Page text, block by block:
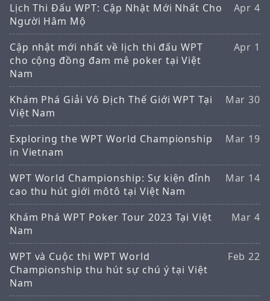
Lịch Thi Đấu WPT: Cập Nhật Mới Nhất Cho
Người Hâm Mộ
Apr 4
Cập nhật mới nhất về lịch thi đấu WPT
cho cộng đồng đam mê poker tại Việt
Nam
Apr 1
Khám Phá Giải Vô Địch Thế Giới WPT Tại
Việt Nam
Mar 30
Exploring the WPT World Championship
in Vietnam
Mar 19
WPT World Championship: Sự kiện đỉnh
cao thu hút giới môtô tại Việt Nam
Mar 14
Khám Phá WPT Poker Tour 2023 Tại Việt
Nam
Mar 4
WPT và Cuộc thi WPT World
Championship thu hút sự chú ý tại Việt
Nam
Feb 22